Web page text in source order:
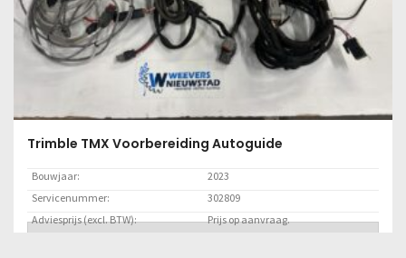
Trimble TMX Voorbereiding Autoguide
Bouwjaar:
2023
Servicenummer:
302809
Adviesprijs (excl. BTW):
Prijs op aanvraag.